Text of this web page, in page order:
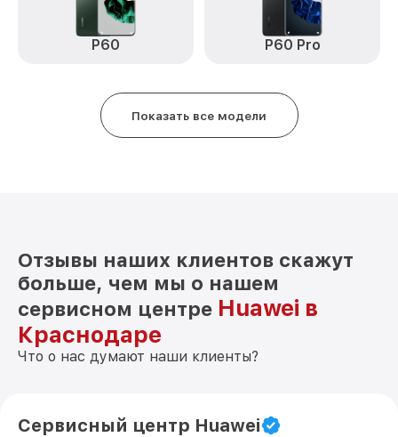
Замена датчика приближения Mate 50
Huawei
от 590₽
Замена вибромотора Mate 50 Huawei
Замена голосового динамика Mate 50
P60 P60 Pro
Показать все модели
Отзывы наших клиентов скажут
больше, чем мы о нашем
сервисном центре Huawei в
Краснодаре
Что о нас думают наши клиенты?
Сервисный центр Huawei